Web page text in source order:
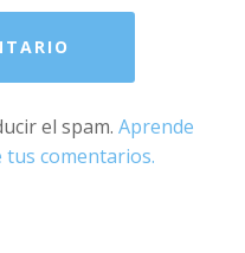
el spam.Aprende
tus comentarios.